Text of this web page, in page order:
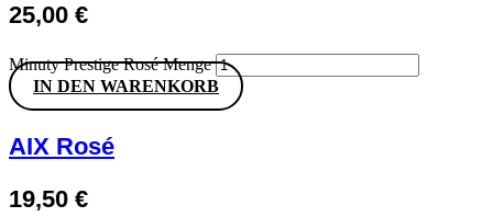
25,00 €
Minuty Prestige Rosé Menge
IN DEN WARENKORB
AIX Rosé
19,50 €